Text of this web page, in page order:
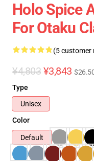
Holo Spice
For Otaku
(5 customer
¥4,803 ¥3,843
Type
Unisex
Color
Default